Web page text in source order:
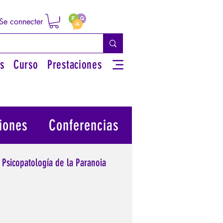
connecter
Curso Prestaciones
Psicopatología de la Paranoia
Conferencias